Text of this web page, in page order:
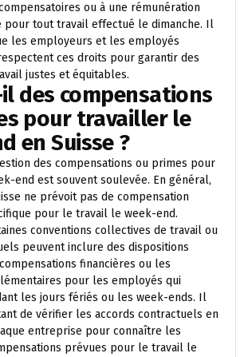
ou à une rémunération
pour tout travail effectué le dimanche. Il
les employeurs et les employés
ces droits pour garantir des
justes et équitables.
des compensations
pour travailler le
en Suisse ?
des compensations ou primes pour
end est souvent soulevée. En général,
ne prévoit pas de compensation
pour le travail le week-end.
conventions collectives de travail ou
peuvent inclure des dispositions
financières ou les
pour les employés qui
les jours fériés ou les week-ends. Il
de vérifier les accords contractuels en
entreprise pour connaître les
prévues pour le travail le